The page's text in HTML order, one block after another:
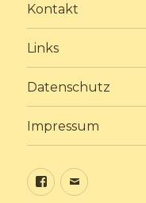
Kontakt
Links
Datenschutz
Impressum
Sundine
E-